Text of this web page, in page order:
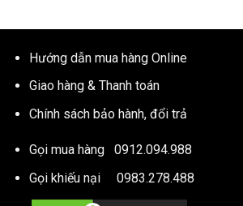
Hướng dẫn mua hàng Online
Giao hàng & Thanh toán
Chính sách bảo hành, đổi trả
Gọi mua hàng 0912.094.988
Gọi khiếu nại 0983.278.488